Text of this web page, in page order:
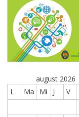
august 2026
L
Ma Mi J V